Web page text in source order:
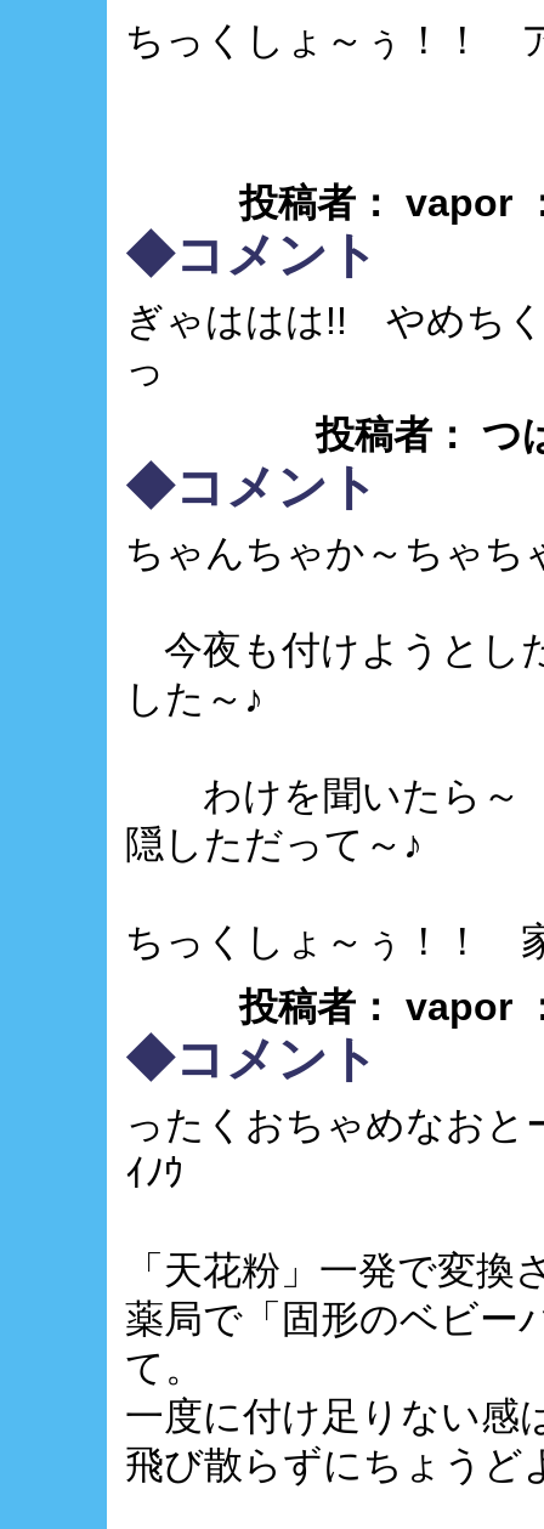
ちっくしょ～ぅ！！
投稿者： vapor
◆コメント
ぎゃははは!! やめち
っ
投稿者： つ
◆コメント
ちゃんちゃか～ちゃち
今夜も付けようとし
した～♪
わけを聞いたら～
隠しただって～♪
ちっくしょ～ぅ！！
投稿者： vapor
◆コメント
ったくおちゃめなおと
ｲﾉｳ
「天花粉」一発で変
薬局で「固形のベビー
て。
一度に付け足りない感
飛び散らずにちょうど